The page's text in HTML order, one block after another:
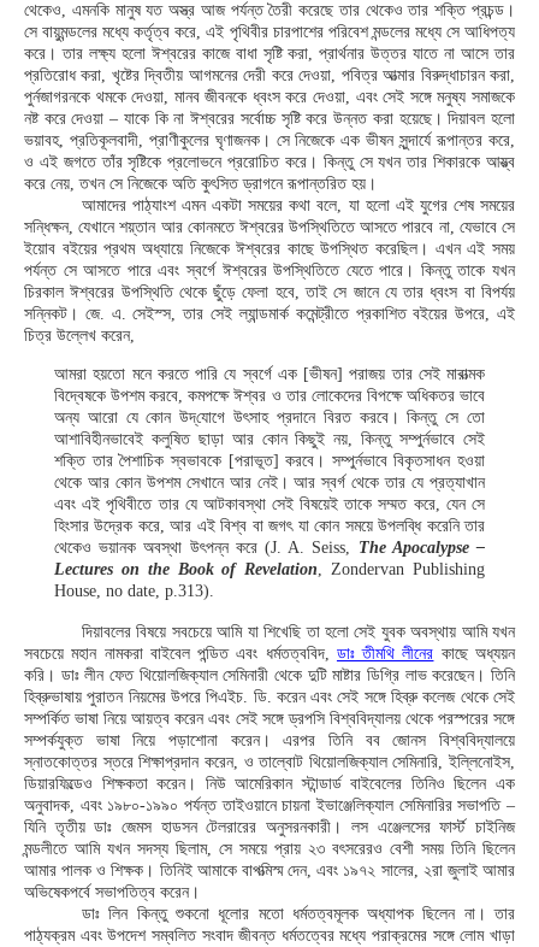
থেকেও, এমনকি মানুষ যত অস্ত্র আজ পর্যন্ত তৈরী করেছে তার থেকেও তার শক্তি প্রচন্ড।
সে বায়ুমন্ডলের মধ্যে কর্তৃত্ব করে, এই পৃথিবীর চারপাশের পরিবেশ মন্ডলের মধ্যে সে আধিপত্য
করে। তার লক্ষ্য হলো ঈশ্বরের কাজে বাধা সৃষ্টি করা, প্রার্থনার উত্তর যাতে না আসে তার
প্রতিরোধ করা, খৃষ্টের দ্বিতীয় আগমনের দেরী করে দেওয়া, পবিত্র আত্মার বিরুদ্ধাচারন করা,
পুর্নজাগরনকে থমকে দেওয়া, মানব জীবনকে ধ্বংস করে দেওয়া, এবং সেই সঙ্গে মনুষ্য সমাজকে
নষ্ট করে দেওয়া – যাকে কি না ঈশ্বরের সর্বোচ্চ সৃষ্টি করে উন্নত করা হয়েছে। দিয়াবল হলো
ভয়াবহ, প্রতিকূলবাদী, প্রাণীকুলের ঘৃণাজনক। সে নিজেকে এক ভীষন সুন্দার্যে রূপান্তর করে,
ও এই জগতে তাঁর সৃষ্টিকে প্রলোভনে প্ররোচিত করে। কিন্তু সে যখন তার শিকারকে আয়্ত্ব
করে নেয়, তখন সে নিজেকে অতি কুৎসিত ড্রাগনে রূপান্তরিত হয়।
আমাদের পাঠ্যাংশ এমন একটা সময়ের কথা বলে, যা হলো এই যুগের শেষ সময়ের
সন্ধিক্ষন, যেখানে শয়্তান আর কোনমতে ঈশ্বরের উপস্থিতিতে আসতে পারবে না, যেভাবে সে
ইয়োব বইয়ের প্রথম অধ্যায়ে নিজেকে ঈশ্বরের কাছে উপস্থিত করেছিল। এখন এই সময়
পর্যন্ত সে আসতে পারে এবং স্বর্গে ঈশ্বরের উপস্থিতিতে যেতে পারে। কিন্তু তাকে যখন
চিরকাল ঈশ্বরের উপস্থিতি থেকে ছুঁড়ে ফেলা হবে, তাই সে জানে যে তার ধ্বংস বা বিপর্যয়
সন্নিকট। জে. এ. সেইস্স, তার সেই ল্যান্ডমার্ক কমেন্ট্রীতে প্রকাশিত বইয়ের উপরে, এই
চিত্র উল্লেখ করেন,
আমরা হয়তো মনে করতে পারি যে স্বর্গে এক [ভীষন] পরাজয় তার সেই মারাত্মক
বিদ্বেষকে উপশম করবে, কমপক্ষে ঈশ্বর ও তার লোকেদের বিপক্ষে অধিকতর ভাবে
অন্য আরো যে কোন উদ্‌যোগে উৎসাহ প্রদানে বিরত করবে। কিন্তু সে তো
আশাবিহীনভাবেই কলুষিত ছাড়া আর কোন কিছুই নয়, কিন্তু সম্পুর্নভাবে সেই
শক্তি তার পৈশাচিক স্বভাবকে [পরাভূত] করবে। সম্পুর্নভাবে বিকৃতসাধন হওয়া
থেকে আর কোন উপশম সেখানে আর নেই। আর স্বর্গ থেকে তার যে প্রত্যাখান
এবং এই পৃথিবীতে তার যে আটকাবস্থা সেই বিষয়েই তাকে সম্মত করে, যেন সে
হিংসার উদ্রেক করে, আর এই বিশ্ব বা জগৎ যা কোন সময়ে উপলব্ধি করেনি তার
থেকেও ভয়ানক অবস্থা উৎপন্ন করে (J. A. Seiss, The Apocalypse –
Lectures on the Book of Revelation, Zondervan Publishing
House, no date, p.313).
দিয়াবলের বিষয়ে সবচেয়ে আমি যা শিখেছি তা হলো সেই যুবক অবস্থায় আমি যখন
সবচেয়ে মহান নামকরা বাইবেল পন্ডিত এবং ধর্মতত্ববিদ, ডাঃ তীমথি লীনের কাছে অধ্যয়ন
করি। ডাঃ লীন ফেত থিয়োলজিক্যাল সেমিনারী থেকে দুটি মাষ্টার ডিগ্রি লাভ করেছেন। তিনি
হিব্রুভাষায় পুরাতন নিয়মের উপরে পিএইচ. ডি. করেন এবং সেই সঙ্গে হিব্রু কলেজ থেকে সেই
সম্পর্কিত ভাষা নিয়ে আয়ত্ব করেন এবং সেই সঙ্গে ড্রপসি বিশ্ববিদ্যালয় থেকে পরস্পরের সঙ্গে
সম্পর্কযুক্ত ভাষা নিয়ে পড়াশোনা করেন। এরপর তিনি বব জোনস বিশ্ববিদ্যালয়ে
স্নাতকোত্তর স্তরে শিক্ষাপ্রদান করেন, ও তাল্বোট থিয়োলজিক্যাল সেমিনারি, ইল্লিনোইস,
ডিয়ারফিল্ডেও শিক্ষকতা করেন। নিউ আমেরিকান স্টান্ডার্ড বাইবেলের তিনিও ছিলেন এক
অনুবাদক, এবং ১৯৮০-১৯৯০ পর্যন্ত তাইওয়ানে চায়না ইভাঞ্জেলিক্যাল সেমিনারির সভাপতি –
যিনি তৃতীয় ডাঃ জেমস হাডসন টেলরারের অনুসরনকারী। লস এঞ্জেলসের ফার্স্ট চাইনিজ
মন্ডলীতে আমি যখন সদস্য ছিলাম, সে সময়ে প্রায় ২৩ বৎসরেরও বেশী সময় তিনি ছিলেন
আমার পালক ও শিক্ষক। তিনিই আমাকে বাপত্মিস্ম দেন, এবং ১৯৭২ সালের, ২রা জুলাই আমার
অভিষেকপর্বে সভাপতিত্ব করেন।
ডাঃ লিন কিন্তু শুকনো ধূলোর মতো ধর্মতত্বমূলক অধ্যাপক ছিলেন না। তার
পাঠ্যক্রম এবং উপদেশ সম্বলিত সংবাদ জীবন্ত ধর্মতত্বের মধ্যে পরাক্রমের সঙ্গে লোম খাড়া